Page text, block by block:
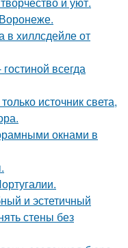
в хиллсдейле от
всегда
источник света,
окнами в
и эстетичный
стены без